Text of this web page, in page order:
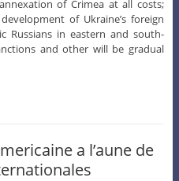
of Crimea at all costs;
of Ukraine’s foreign
Russians in eastern and south-
and other will be gradual
a l’aune de